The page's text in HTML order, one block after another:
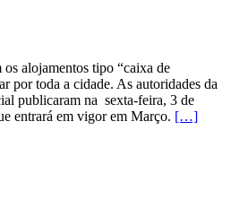
alojamentos tipo “caixa de
por toda a cidade. As autoridades da
publicaram na sexta-feira, 3 de
entrará em vigor em Março. […]